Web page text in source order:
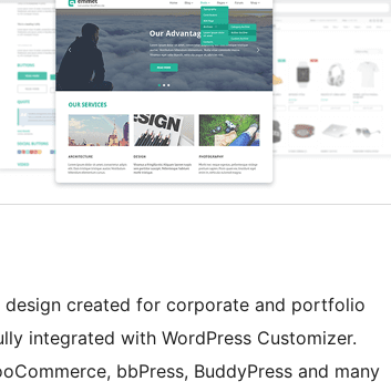
design created for corporate and portfolio
integrated with WordPress Customizer.
bbPress, BuddyPress and many